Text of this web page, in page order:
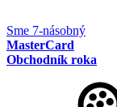
Sme 7-násobný
MasterCard
Obchodník roka